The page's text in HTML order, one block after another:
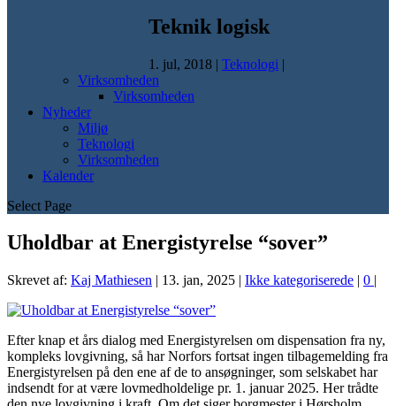
Teknik logisk
1. jul, 2018 | Teknologi |
Virksomheden
Virksomheden
Nyheder
Miljø
Teknologi
Virksomheden
Kalender
Select Page
Uholdbar at Energistyrelse “sover”
Skrevet af: Kaj Mathiesen | 13. jan, 2025 | Ikke kategoriserede | 0 |
Efter knap et års dialog med Energistyrelsen om dispensation fra ny,
kompleks lovgivning, så har Norfors fortsat ingen tilbagemelding fra
Energistyrelsen på den ene af de to ansøgninger, som selskabet har
indsendt for at være lovmedholdelige pr. 1. januar 2025. Her trådte